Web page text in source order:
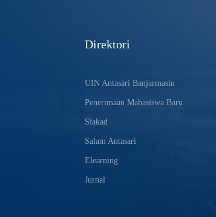
Direktori
UIN Antasari Banjarmasin
Penerimaan Mahasiswa Baru
Siakad
Salam Antasari
Elearning
Jurnal